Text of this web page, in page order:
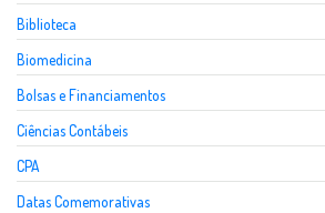
Biblioteca
Biomedicina
Bolsas e Financiamentos
Ciências Contábeis
CPA
Datas Comemorativas